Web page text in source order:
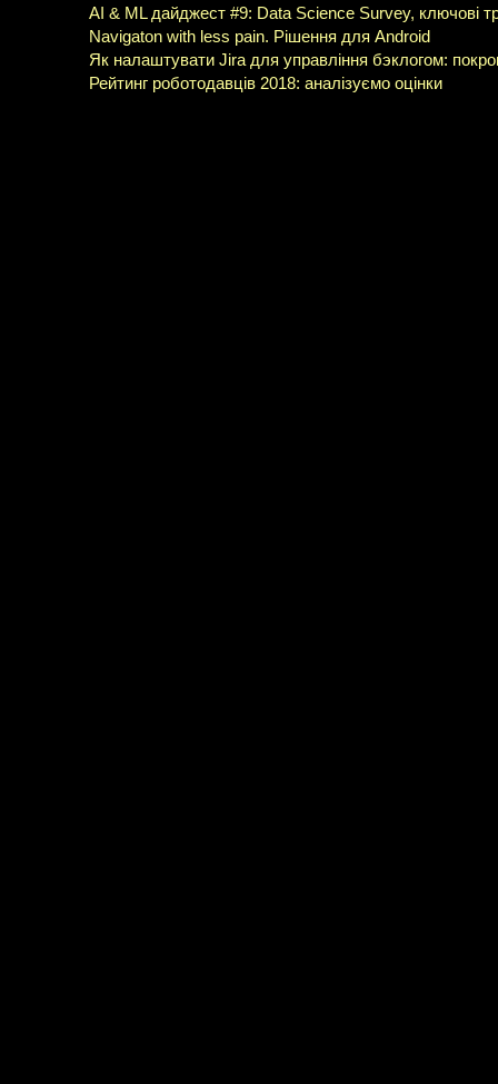
AI & ML дайджест #9: Data Science Survey, ключові
Navigaton with less pain. Рішення для Android
Як налаштувати Jira для управління бэклогом:
Рейтинг роботодавців 2018: аналізуємо оцінки